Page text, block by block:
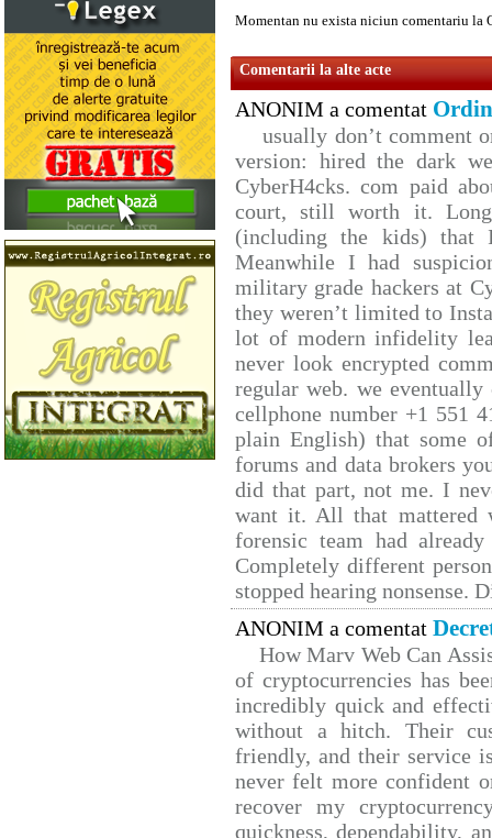
Momentan nu exista niciun comentariu la
Comentarii la alte acte
ANONIM a comentat
usually don’t comment
version: hired the dark
CyberH4cks. com paid
court, still worth it.
(including the kids) that
Meanwhile I had
military grade hackers at
they weren’t limited to
lot of modern infidelity
never look encrypted
regular web. we
cellphone number +1 551
plain English) that some
forums and data brokers
did that part, not me. I
want it. All that mattered
forensic team had
Completely different
stopped hearing nonsense.
ANONIM a comentat
How Marv Web Can
of cryptocurrencies has
incredibly quick and
without a hitch. Their
friendly, and their service
never felt more confident
recover my
quickness, dependability,